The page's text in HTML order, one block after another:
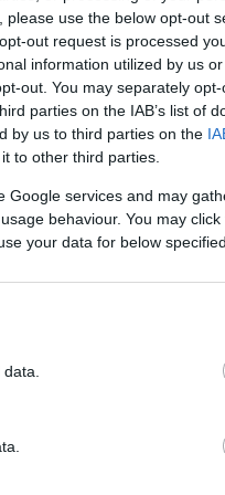
use the below opt-out
out request is processed
information utilized by us
out. You may separately
parties on the IAB’s list of
by us to third parties on the
to other third parties.
Google services and may
behaviour. You may
your data for below
ős-Bikini,
„ördög
együttes
ig,
élvonalbeli
előtt
el a két latin
Monti-
(Budapest)
14:02
12:56